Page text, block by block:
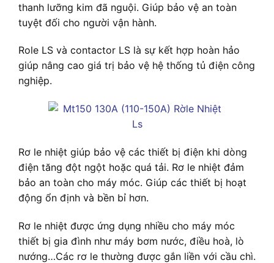
thanh lưỡng kim đã nguội. Giúp bảo vệ an toàn
tuyệt đối cho người vận hành.
Role LS và contactor LS là sự kết hợp hoàn hảo
giúp nâng cao giá trị bảo vệ hệ thống tủ điện công
nghiệp.
Rơ le nhiệt giúp bảo vệ các thiết bị điện khi dòng
điện tăng đột ngột hoặc quá tải. Rơ le nhiệt đảm
bảo an toàn cho máy móc. Giúp các thiết bị hoạt
động ổn định và bền bỉ hơn.
Rơ le nhiệt được ứng dụng nhiều cho máy móc
thiết bị gia đình như máy bơm nước, điều hoà, lò
nướng…Các rơ le thường được gắn liền với cầu chì.